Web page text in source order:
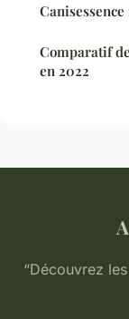
Comparatif
en 2022
“Découvrez